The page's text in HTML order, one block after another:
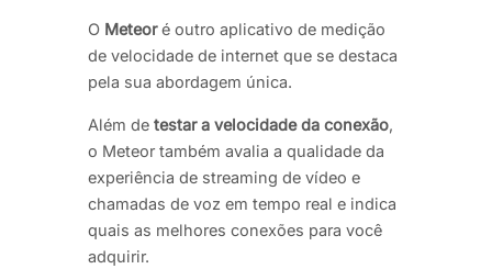
O Meteoré outro aplicativo de medição
de velocidade de internet que se destaca
pela sua abordagem única.
Além de testar a velocidade da conexão,
o Meteor também avalia a qualidade da
experiência de streaming de vídeo e
chamadas de voz em tempo real e indica
quais as melhores conexões para você
adquirir.